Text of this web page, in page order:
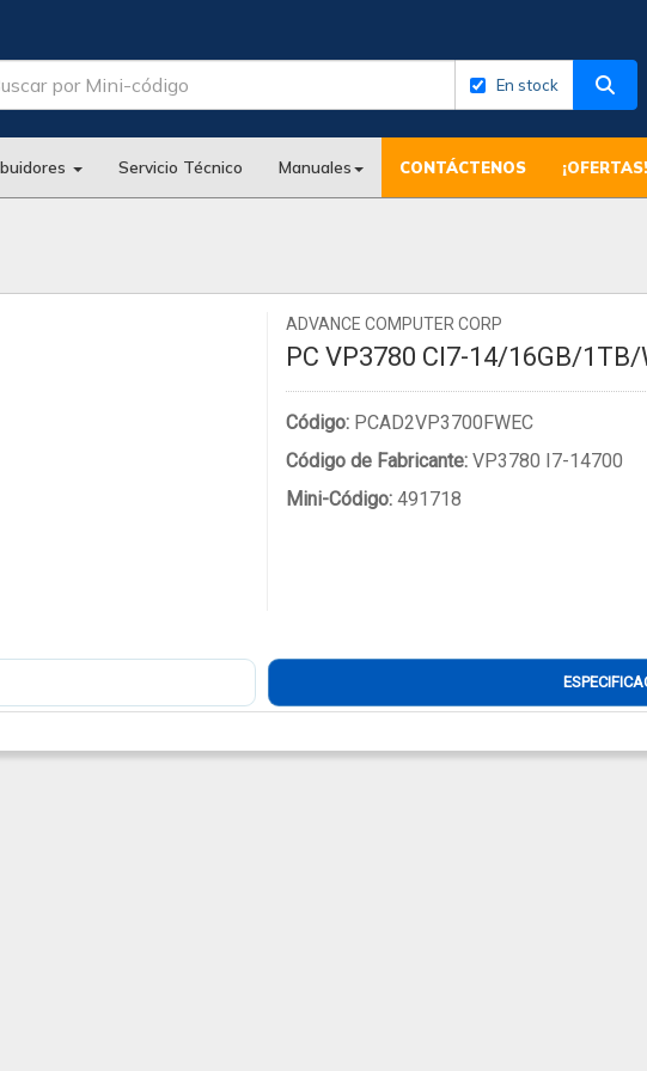
En stock
Servicio Técnico Manuales CONTÁCTENOS ¡OFERTAS!
ADVANCE COMPUTER CORP
PC VP3780 CI7-14/16GB/1TB/
Código: PCAD2VP3700FWEC
Código de Fabricante: VP3780 I7-14700
Mini-Código: 491718